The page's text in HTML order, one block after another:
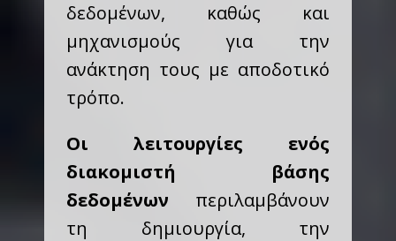
δεδομένων, καθώς και
μηχανισμούς για την
ανάκτηση τους με αποδοτικό
τρόπο.
Οι λειτουργίες ενός
διακομιστή βάσης
δεδομένων περιλαμβάνουν
τη δημιουργία, την